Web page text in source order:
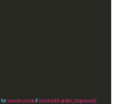
for word in words if word notin